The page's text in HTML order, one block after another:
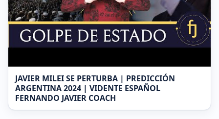
JAVIER MILEI SE PERTURBA | PREDICCIÓN
ARGENTINA 2024 | VIDENTE ESPAÑOL
FERNANDO JAVIER COACH